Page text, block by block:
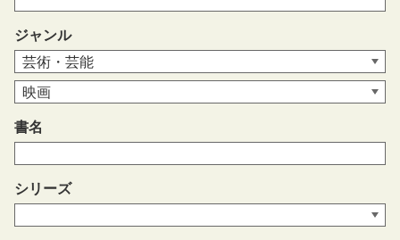
ジャンル
書名
シリーズ